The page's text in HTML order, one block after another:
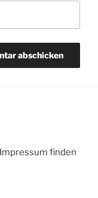
finden